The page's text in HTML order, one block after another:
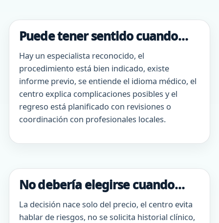
Puede tener sentido cuando…
Hay un especialista reconocido, el
procedimiento está bien indicado, existe
informe previo, se entiende el idioma médico, el
centro explica complicaciones posibles y el
regreso está planificado con revisiones o
coordinación con profesionales locales.
No debería elegirse cuando…
La decisión nace solo del precio, el centro evita
hablar de riesgos, no se solicita historial clínico,